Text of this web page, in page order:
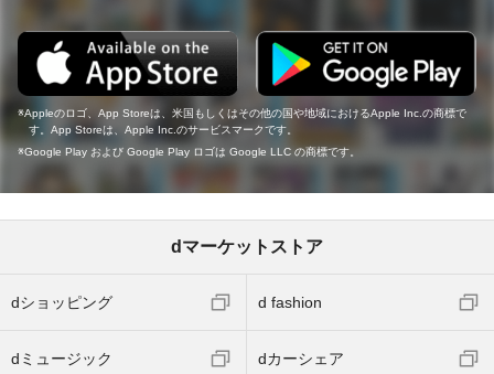
Appleのロゴ、App Storeは、米国もしくはその他の国や地域におけるApple Inc.の商標で
す。App Storeは、Apple Inc.のサービスマークです。
Google Play および Google Play ロゴは Google LLC の商標です。
dマーケットストア
dショッピング d fashion
dミュージック dカーシェア